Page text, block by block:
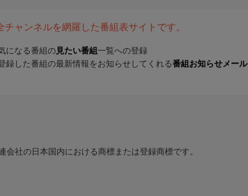
ャンネルを網羅した番組表サイトです。
になる番組の 見たい番組 一覧への登録
録した番組の最新情報をお知らせしてくれる番組お知らせメール
社の日本国内における商標または登録商標です。